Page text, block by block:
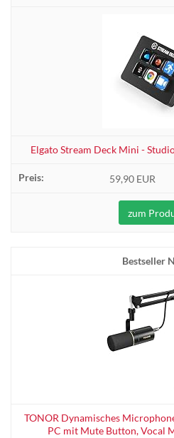
Elgato Stream Deck Mini -
59,90 EUR
zum
TONOR Dynamisches
PC mit Mute Button, Vocal